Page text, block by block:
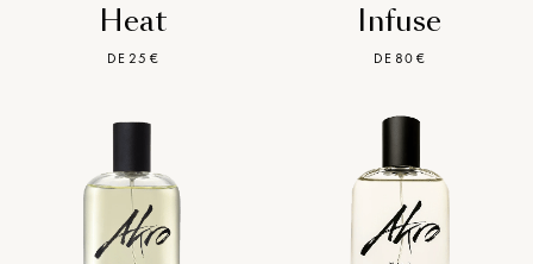
Heat
DE 25 €
Infuse
DE 80 €